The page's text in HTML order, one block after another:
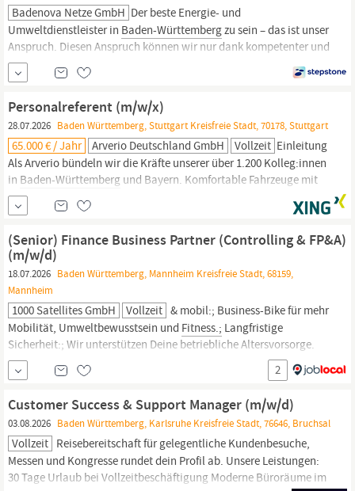
Badenova Netze GmbH Der beste Energie- und
Umweltdienstleister in Baden-Württembergzu sein – das ist unser
Anspruch. Diesen Anspruch können wir nur dank kompetenter und
engagierter Mitarbeiter (m/w/d) erfüllen. Duales Studium
Elektrotechnik Unternehmen:
Netze GmbH Standort:
Freiburg im Breisgau Arbeitsbereich: Strom Arbeitszeit: Vollzeit
Personalreferent (m/w/x)
28.07.2026 Baden Württemberg, Stuttgart Kreisfreie Stadt, 70178, Stuttgart
65.000 € / Jahr Arverio Deutschland GmbH Vollzeit Einleitung
Als Arverio bündeln wir die Kräfte unserer über 1.200 Kolleg:innen
in Baden-Württemberg und Bayern. Komfortable Fahrzeuge mit
Wohlfühlfaktor sowie ein hoher Anspruch an Sicherheit und
Pünktlichkeit bilden dabei die Grundlagen – wir wollen die beste
unserer Begeisterung, ist es unser...
(Senior) Finance Business Partner (Controlling & FP&A)
(m/w/d)
18.07.2026 Baden Württemberg, Mannheim Kreisfreie Stadt, 68159,
Mannheim
1000 Satellites GmbH Vollzeit & mobil:; Business-Bike für mehr
Mobilität, Umweltbewusstsein und Fitness.; Langfristige
Sicherheit:; Wir unterstützen Deine betriebliche Altersvorsorge.
Family & Friends Coworking Ticket: ; Ermögliche Freund:innen
und Familienmitgliedern kostenfreien Zugang zu unseren 1000
Satellites Open Spaces – für bis zu 20 Arbeitstage pro Jahr.
2
Customer Success & Support Manager (m/w/d)
03.08.2026 Baden Württemberg, Karlsruhe Kreisfreie Stadt, 76646, Bruchsal
Vollzeit Reisebereitschaft für gelegentliche Kundenbesuche,
Messen und Kongresse rundet dein Profil ab. Unsere Leistungen:
30 Tage Urlaub bei Vollzeitbeschäftigung Moderne Büroräume im